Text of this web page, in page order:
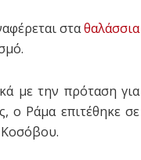
σταθαλάσσια
με την πρόταση για
ο Ράμα επιτέθηκε σε
Κοσόβου.